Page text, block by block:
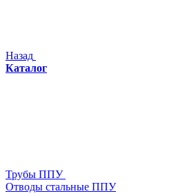
Назад
Каталог
Трубы ППУ
Отводы стальные ППУ